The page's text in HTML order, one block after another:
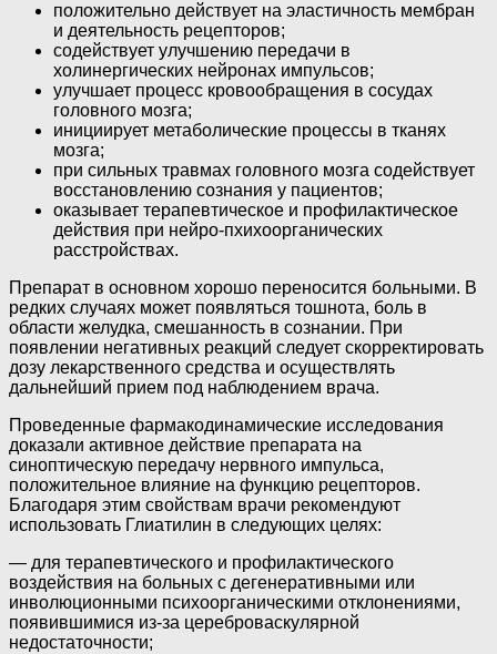
положительно действует на эластичность мембран
и деятельность рецепторов;
содействует улучшению передачи в
холинергических нейронах импульсов;
улучшает процесс кровообращения в сосудах
головного мозга;
инициирует метаболические процессы в тканях
мозга;
при сильных травмах головного мозга содействует
восстановлению сознания у пациентов;
оказывает терапевтическое и профилактическое
действия при нейро-пхихоорганических
расстройствах.
Препарат в основном хорошо переносится больными. В
редких случаях может появляться тошнота, боль в
области желудка, смешанность в сознании. При
появлении негативных реакций следует скорректировать
дозу лекарственного средства и осуществлять
дальнейший прием под наблюдением врача.
Проведенные фармакодинамические исследования
доказали активное действие препарата на
синоптическую передачу нервного импульса,
положительное влияние на функцию рецепторов.
Благодаря этим свойствам врачи рекомендуют
использовать Глиатилин в следующих целях:
— для терапевтического и профилактического
воздействия на больных с дегенеративными или
инволюционными психоорганическими отклонениями,
появившимися из-за цереброваскулярной
недостаточности;